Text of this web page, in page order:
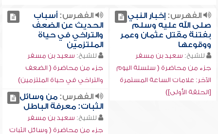
الفهرس:إخبار النبي
صلى الله عليه وسلم
بفتنة مقتل عثمان وعمر
ووقوعها
للشيخ: سعيد بن مسفر
جزء من محاضرة ( سلسلة اليوم
الآخر: علامات الساعة المستمرة
[الحلقة الأولى])
الفهرس:أسباب
الحديث عن الضعف
والتراخي في حياة
الملتزمين
للشيخ: سعيد بن مسفر
جزء من محاضرة ( الضعف
والتراخي في حياة الملتزمين)
الفهرس:من وسائل
الثبات: معرفة الباطل
للشيخ: سعيد بن مسفر
جزء من محاضرة ( وسائل الثبات